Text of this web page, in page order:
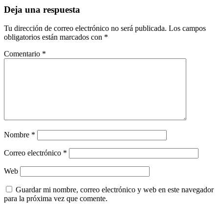
Deja una respuesta
Tu dirección de correo electrónico no será publicada. Los campos
obligatorios están marcados con *
Comentario *
Nombre *
Correo electrónico *
Web
Guardar mi nombre, correo electrónico y web en este navegador
para la próxima vez que comente.